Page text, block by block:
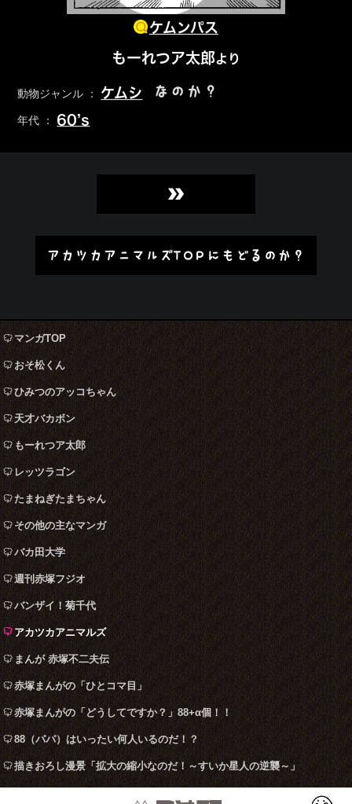
ケムンパス
もーれつア太郎より
動物ジャンル ： ケムシ なのか？
年代 ： 60’s
»
アカツカアニマルズTOPにもどるのか？
マンガTOP
おそ松くん
ひみつのアッコちゃん
天才バカボン
もーれつア太郎
レッツラゴン
たまねぎたまちゃん
その他の主なマンガ
バカ田大学
週刊赤塚フジオ
バンザイ！菊千代
アカツカアニマルズ
まんが 赤塚不二夫伝
赤塚まんがの「ひとコマ目」
赤塚まんがの「どうしてですか？」88+α個！！
88（パパ）はいったい何人いるのだ！？
描きおろし漫景「拡大の縮小なのだ！～すいか星人の逆襲～」